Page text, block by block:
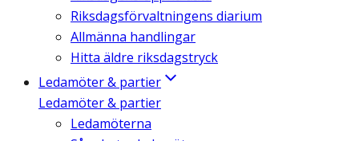
Riksdagsförvaltningens diarium
Allmänna handlingar
Hitta äldre riksdagstryck
Ledamöter & partier
Ledamöter & partier
Ledamöterna